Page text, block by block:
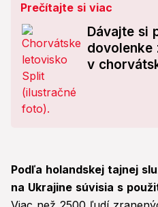
Prečítajte si viac
Dávajte si
dovolenke
v
Podľa holandskej tajnej
na Ukrajine súvisia s